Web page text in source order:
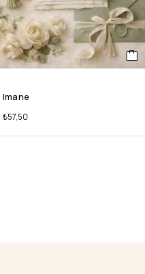
Imane
₺57,50